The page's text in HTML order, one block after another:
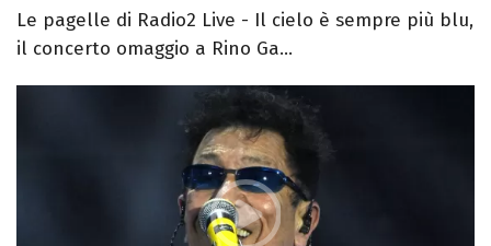
Le pagelle di Radio2 Live - Il cielo è sempre più blu,
il concerto omaggio a Rino Ga...